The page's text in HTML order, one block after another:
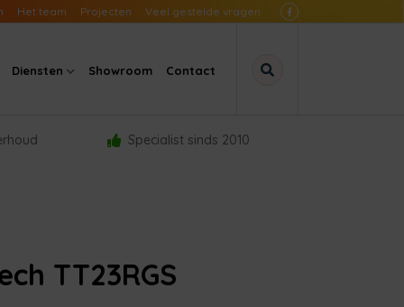
Het team Projecten Veel gestelde vragen
Diensten Showroom Contact
Specialist sinds 2010
TT23RGS